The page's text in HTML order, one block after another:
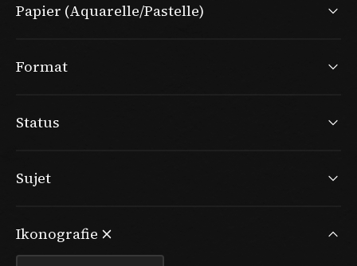
Papier (Aquarelle/Pastelle)
Format
Status
Sujet
Ikonografie